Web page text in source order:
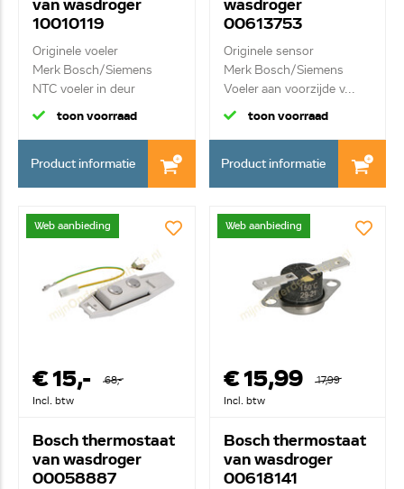
van wasdroger
10010119
Originele voeler
Merk Bosch/Siemens
NTC voeler in deur
toon voorraad
Product informatie
wasdroger
00613753
Originele sensor
Merk Bosch/Siemens
Voeler aan voorzijde v...
toon voorraad
Product informatie
Web aanbieding
€ 15,-
68,-
Incl. btw
Bosch thermostaat
van wasdroger
00058887
Web aanbieding
€ 15,99
17,99
Incl. btw
Bosch thermostaat
van wasdroger
00618141